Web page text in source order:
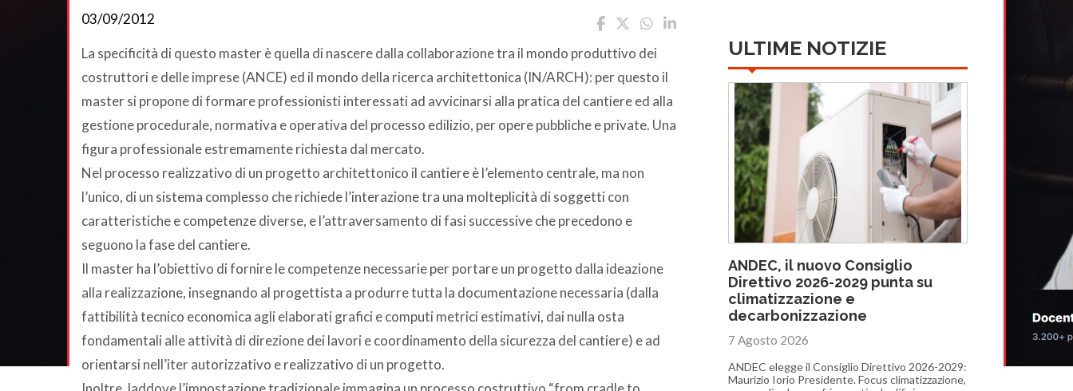
03/09/2012
La specificità di questo master è quella di nascere dalla collaborazione tra il mondo produttivo dei
costruttori e delle imprese (ANCE) ed il mondo della ricerca architettonica (IN/ARCH): per questo il
master si propone di formare professionisti interessati ad avvicinarsi alla pratica del cantiere ed alla
gestione procedurale, normativa e operativa del processo edilizio, per opere pubbliche e private. Una
figura professionale estremamente richiesta dal mercato.
Nel processo realizzativo di un progetto architettonico il cantiere è l’elemento centrale, ma non
l’unico, di un sistema complesso che richiede l’interazione tra una molteplicità di soggetti con
caratteristiche e competenze diverse, e l’attraversamento di fasi successive che precedono e
seguono la fase del cantiere.
Il master ha l’obiettivo di fornire le competenze necessarie per portare un progetto dalla ideazione
alla realizzazione, insegnando al progettista a produrre tutta la documentazione necessaria (dalla
fattibilità tecnico economica agli elaborati grafici e computi metrici estimativi, dai nulla osta
fondamentali alle attività di direzione dei lavori e coordinamento della sicurezza del cantiere) e ad
orientarsi nell’iter autorizzativo e realizzativo di un progetto.
ULTIME NOTIZIE
ANDEC, il nuovo Consiglio
Direttivo 2026-2029 punta su
climatizzazione e
decarbonizzazione
7 Agosto 2026
ANDEC elegge il Consiglio Direttivo 2026-2029:
Maurizio Iorio Presidente. Focus climatizzazione,